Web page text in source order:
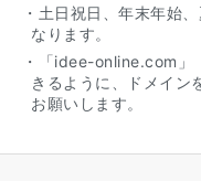
・土日祝日、年末年始
なります。
・「idee-online.com」
きるように、ドメイン
お願いします。